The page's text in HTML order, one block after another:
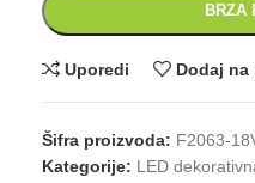
BRZA
Uporedi Dodaj
Šifra proizvoda: F2063-
Kategorije: LED